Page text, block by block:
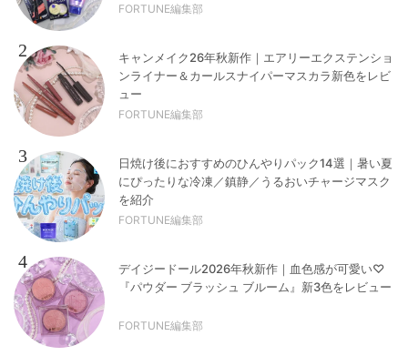
FORTUNE編集部
2
キャンメイク26年秋新作｜エアリーエクステンショ
ンライナー＆カールスナイパーマスカラ新色をレビ
ュー
FORTUNE編集部
3
日焼け後におすすめのひんやりパック14選｜暑い夏
にぴったりな冷凍／鎮静／うるおいチャージマスク
を紹介
FORTUNE編集部
4
デイジードール2026年秋新作｜血色感が可愛い♡
『パウダー ブラッシュ ブルーム』新3色をレビュー
FORTUNE編集部